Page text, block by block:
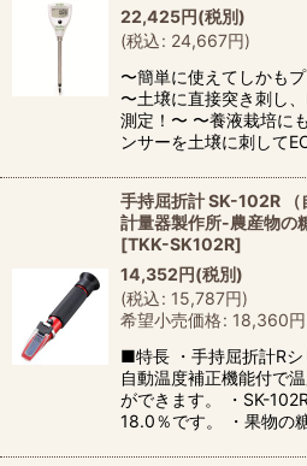
22,425円(税別)
(税込: 24,667円)
〜簡単に使えてしかも
〜土壌に直接突き刺し
測定！〜 〜養液栽培に
ンサーを土壌に刺して
手持屈折計 SK-102R
計量器製作所-農産物の
[TKK-SK102R]
14,352円(税別)
(税込: 15,787円)
希望小売価格: 18,360円
■特長 ・手持屈折計R
自動温度補正機能付で
ができます。 ・SK-
18.0％です。 ・果物の